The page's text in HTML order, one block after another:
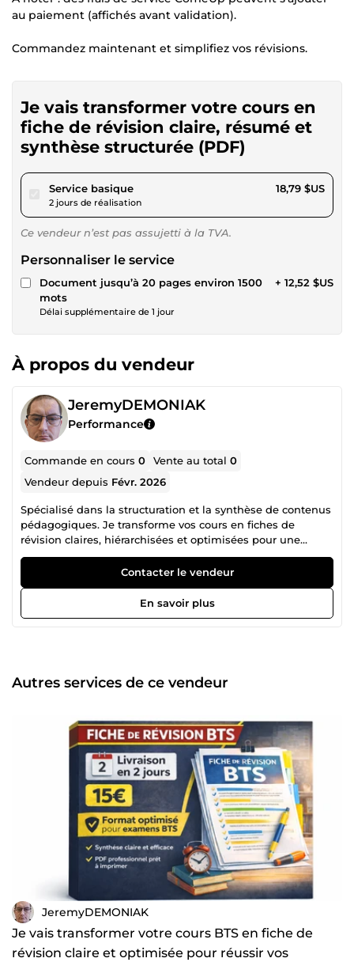
au paiement (affichés avant validation).
Commandez maintenant et simplifiez vos révisions.
Je vais transformer votre cours en
fiche de révision claire, résumé et
synthèse structurée (PDF)
Service basiquepour 17,32 $US
2 jours de réalisation
18,79 $US
Ce vendeur n’est pas assujetti à la TVA.
Personnaliser le service
Document jusqu’à 20 pages environ 1500
mots
Délai supplémentaire de 1 jour
+ 12,52 $US
À propos du vendeur
JeremyDEMONIAK
Performance
Commande en cours0 Vente au total0
Vendeur depuis Févr. 2026
Spécialisé dans la structuration et la synthèse de contenus
pédagogiques. Je transforme vos cours en fiches de
révision claires, hiérarchisées et optimisées pour une
mémorisation rapide. Chaque document est conçu avec
rigueur : • Organisation logique • Sélection des points
essentiels • Mise en page professionnelle • Lecture fluide
et efficace Mon approche est simple : efficacité, clarté et
gain de temps.
Contacter le vendeur
En savoir plus
Autres services de ce vendeur
JeremyDEMONIAK
Je vais transformer votre cours BTS en fiche de
révision claire et optimisée pour réussir vos